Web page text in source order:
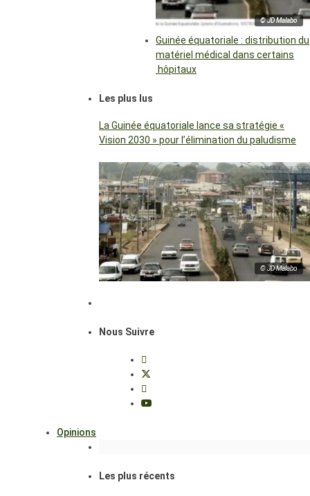
© JD Malabo
Guinée équatoriale : distribution du
matériel médical dans certains
hôpitaux
Les plus lus
La Guinée équatoriale lance sa stratégie «
Vision 2030 » pour l’élimination du paludisme
© JD Malabo
Nous Suivre
Opinions
Les plus récents